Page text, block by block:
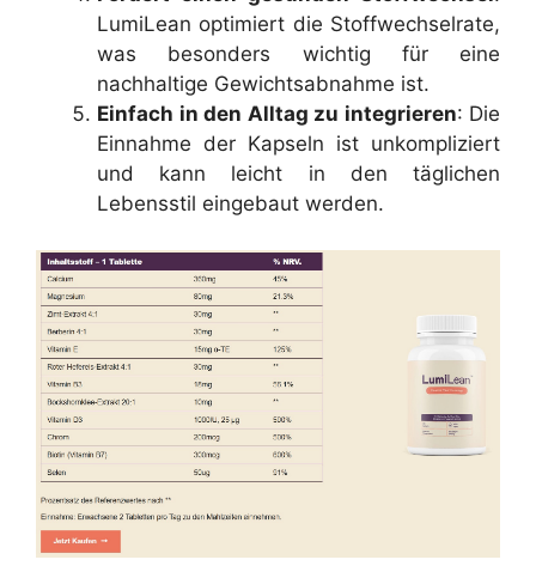
LumiLean optimiert die Stoffwechselrate,
was besonders wichtig für eine
nachhaltige Gewichtsabnahme ist.
Einfach in den Alltag zu integrieren: Die
Einnahme der Kapseln ist unkompliziert
und kann leicht in den täglichen
Lebensstil eingebaut werden.